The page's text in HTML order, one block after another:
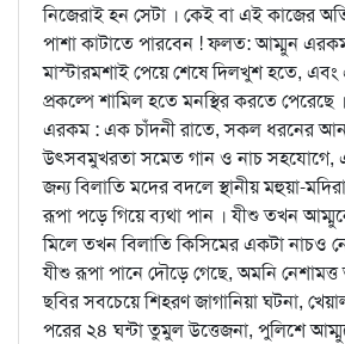
নিজেরাই হন সেটা । কেই বা এই কাজের
পাশা কাটাতে পারবেন ! ফলত: আম্মুন এরকম
মাস্টারমশাই পেয়ে শেষে দিলখুশ হতে,
প্রকল্পে শামিল হতে মনস্থির করতে পেরেছে
এরকম : এক চাঁদনী রাতে, সকল ধরনের
উত্সবমুখরতা সমেত গান ও নাচ সহযোগে,
জন্য বিলাতি মদের বদলে স্থানীয় মহুয়া-
রূপা পড়ে গিয়ে ব্যথা পান । যীশু তখন
মিলে তখন বিলাতি কিসিমের একটা নাচও
যীশু রূপা পানে দৌড়ে গেছে, অমনি নেশামত্ত
ছবির সবচেয়ে শিহরণ জাগানিয়া ঘটনা,
পরের ২৪ ঘন্টা তুমুল উত্তেজনা, পুলিশে